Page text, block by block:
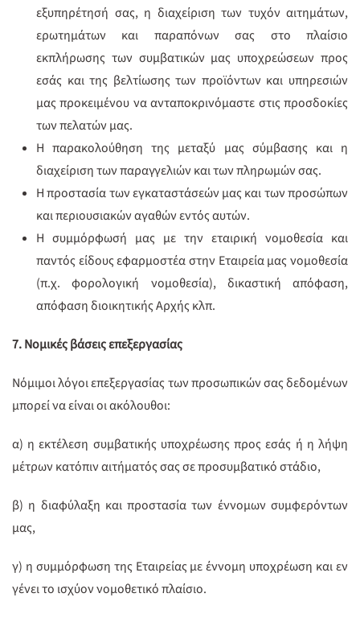
εξυπηρέτησή σας, η διαχείριση των τυχόν αιτημάτων,
ερωτημάτων και παραπόνων σας στο πλαίσιο
εκπλήρωσης των συμβατικών μας υποχρεώσεων προς
εσάς και της βελτίωσης των προϊόντων και υπηρεσιών
μας προκειμένου να ανταποκρινόμαστε στις προσδοκίες
των πελατών μας.
Η παρακολούθηση της μεταξύ μας σύμβασης και η
διαχείριση των παραγγελιών και των πληρωμών σας.
Η προστασία των εγκαταστάσεών μας και των προσώπων
και περιουσιακών αγαθών εντός αυτών.
Η συμμόρφωσή μας με την εταιρική νομοθεσία και
παντός είδους εφαρμοστέα στην Εταιρεία μας νομοθεσία
(π.χ. φορολογική νομοθεσία), δικαστική απόφαση,
απόφαση διοικητικής Αρχής κλπ.
7. Νομικές βάσεις επεξεργασίας
Νόμιμοι λόγοι επεξεργασίας των προσωπικών σας δεδομένων
μπορεί να είναι οι ακόλουθοι:
α) η εκτέλεση συμβατικής υποχρέωσης προς εσάς ή η λήψη
μέτρων κατόπιν αιτήματός σας σε προσυμβατικό στάδιο,
β) η διαφύλαξη και προστασία των έννομων συμφερόντων
μας,
γ) η συμμόρφωση της Εταιρείας με έννομη υποχρέωση και εν
γένει το ισχύον νομοθετικό πλαίσιο.